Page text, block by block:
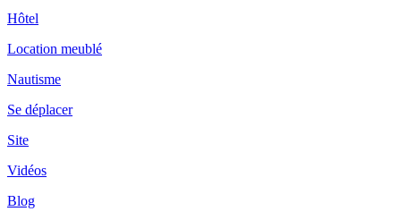
Hôtel
Location meublé
Nautisme
Se déplacer
Site
Vidéos
Blog